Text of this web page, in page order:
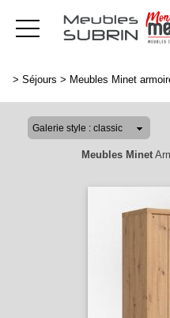
> Séjours > Meubles Minet
Meubles Minet